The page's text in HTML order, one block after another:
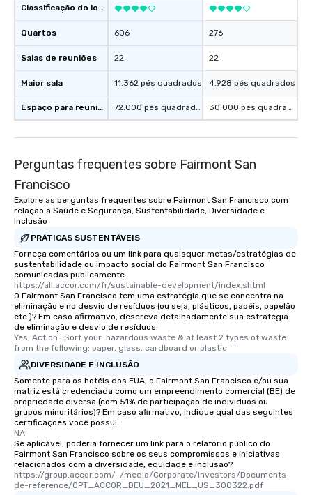
Classificação do local
Quartos
Salas de reuniões
Maior sala
Espaço para reuniões
606
22
11.362 pés quadrados
72.000 pés quadrados
276
22
4.928 pés quadrados
30.000 pés quadrados
Perguntas frequentes sobre Fairmont San
Francisco
Explore as perguntas frequentes sobre Fairmont San Francisco com
relação a Saúde e Segurança, Sustentabilidade, Diversidade e
Inclusão
PRÁTICAS SUSTENTÁVEIS
Forneça comentários ou um link para quaisquer metas/estratégias de
sustentabilidade ou impacto social do Fairmont San Francisco
comunicadas publicamente.
https://all.accor.com/fr/sustainable-development/index.shtml
O Fairmont San Francisco tem uma estratégia que se concentra na
eliminação e no desvio de resíduos (ou seja, plásticos, papéis, papelão
etc.)? Em caso afirmativo, descreva detalhadamente sua estratégia
de eliminação e desvio de resíduos.
Yes, Action : Sort your  hazardous waste & at least 2 types of waste
from the following: paper, glass, cardboard or plastic
DIVERSIDADE E INCLUSÃO
Somente para os hotéis dos EUA, o Fairmont San Francisco e/ou sua
matriz está credenciada como um empreendimento comercial (BE) de
propriedade diversa (com 51% de participação de indivíduos ou
grupos minoritários)? Em caso afirmativo, indique qual das seguintes
certificações você possui:
NA
Se aplicável, poderia fornecer um link para o relatório público do
Fairmont San Francisco sobre os seus compromissos e iniciativas
relacionados com a diversidade, equidade e inclusão?
https://group.accor.com/-/media/Corporate/Investors/Documents-
de-reference/OPT_ACCOR_DEU_2021_MEL_US_300322.pdf